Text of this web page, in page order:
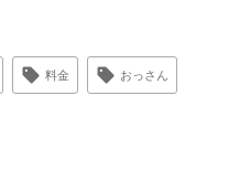
料金 おっさん